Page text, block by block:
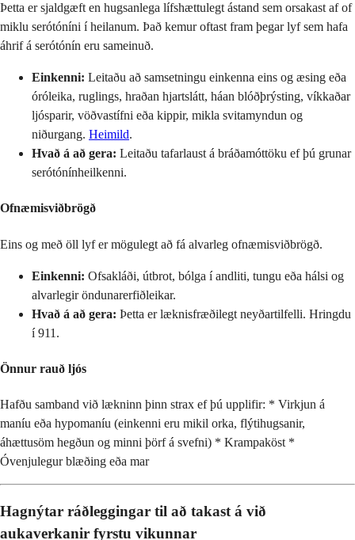
Þetta er sjaldgæft en hugsanlega lífshættulegt ástand sem orsakast af of
miklu serótóníni í heilanum. Það kemur oftast fram þegar lyf sem hafa
áhrif á serótónín eru sameinuð.
Einkenni: Leitaðu að samsetningu einkenna eins og æsing eða
óróleika, ruglings, hraðan hjartslátt, háan blóðþrýsting, víkkaðar
ljósparir, vöðvastífni eða kippir, mikla svitamyndun og
niðurgang. Heimild.
Hvað á að gera: Leitaðu tafarlaust á bráðamóttöku ef þú grunar
serótónínheilkenni.
Ofnæmisviðbrögð
Eins og með öll lyf er mögulegt að fá alvarleg ofnæmisviðbrögð.
Einkenni: Ofsakláði, útbrot, bólga í andliti, tungu eða hálsi og
alvarlegir öndunarerfiðleikar.
Hvað á að gera: Þetta er læknisfræðilegt neyðartilfelli. Hringdu
í 911.
Önnur rauð ljós
Hafðu samband við lækninn þinn strax ef þú upplifir: * Virkjun á
maníu eða hypomaníu (einkenni eru mikil orka, flýtihugsanir,
áhættusöm hegðun og minni þörf á svefni) * Krampaköst *
Óvenjulegur blæðing eða mar
Hagnýtar ráðleggingar til að takast á við
aukaverkanir fyrstu vikunnar